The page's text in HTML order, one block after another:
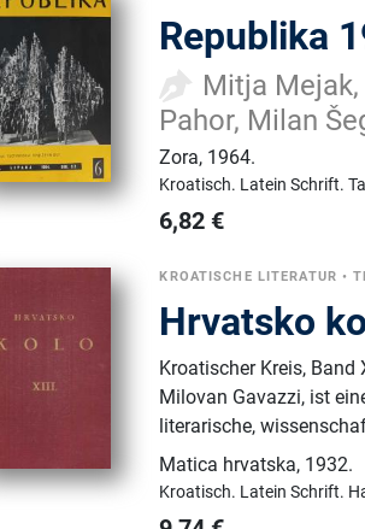
Republika
Mitja
Pahor, Milan
Zora, 1964.
Kroatisch. Latein Schrift.
6,82 €
KROATISCHE LITERATUR •
Hrvatsko
Kroatischer Kreis,
Milovan Gavazzi, ist
literarische,
Matica hrvatska, 1932.
Kroatisch. Latein Schrift.